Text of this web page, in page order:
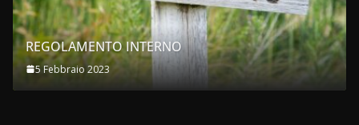
REGOLAMENTO INTERNO
5 Febbraio 2023